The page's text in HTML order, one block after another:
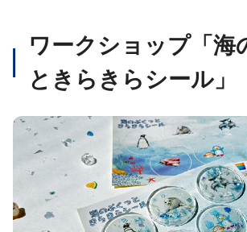
ワークショップ「海
ときらきらシール」